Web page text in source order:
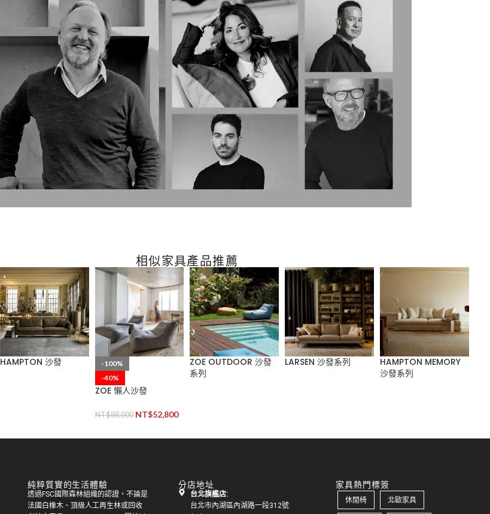
相似家具產品推薦
HAMPTON 沙發
-100%
-40%
ZOE 懶人沙發
NT$88,000 NT$52,800
ZOE OUTDOOR 沙發
系列
LARSEN 沙發系列
HAMPTON MEMORY
沙發系列
純粹質實的生活體驗
透過FSC國際森林組織的認證，不論是
法國白橡木、頂級人工再生林或回收
分店地址
台北旗艦店:
台北市內湖區內湖路一段312號
家具熱門標簽
休閒椅 北歐家具